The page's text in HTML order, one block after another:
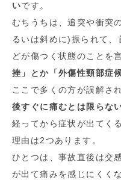
いです。
むちうちは、追突や衝突
るいは斜めに)振られて
どが傷つく状態のことを
挫」とか「外傷性頸部症候
ここで多くの方が誤解さ
後すぐに痛むとは限らな
経ってから症状が出てく
理由は2つあります。
ひとつは、事故直後は交
が出て痛みを感じにくく